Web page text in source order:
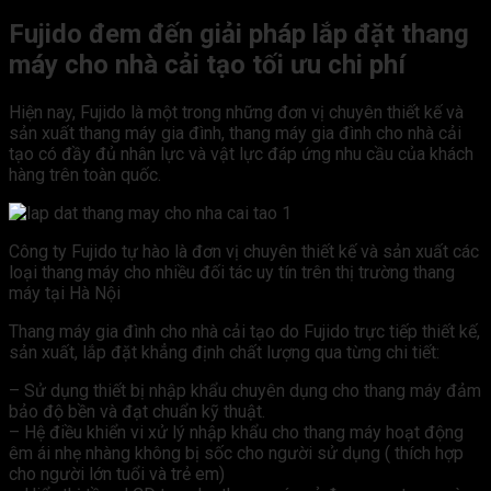
Fujido đem đến giải pháp lắp đặt thang
máy cho nhà cải tạo tối ưu chi phí
Hiện nay, Fujido là một trong những đơn vị chuyên thiết kế và
sản xuất thang máy gia đình, thang máy gia đình cho nhà cải
tạo có đầy đủ nhân lực và vật lực đáp ứng nhu cầu của khách
hàng trên toàn quốc.
Công ty Fujido tự hào là đơn vị chuyên thiết kế và sản xuất các
loại thang máy cho nhiều đối tác uy tín trên thị trường thang
máy tại Hà Nội
Thang máy gia đình cho nhà cải tạo do Fujido trực tiếp thiết kế,
sản xuất, lắp đặt khẳng định chất lượng qua từng chi tiết:
– Sử dụng thiết bị nhập khẩu chuyên dụng cho thang máy đảm
bảo độ bền và đạt chuẩn kỹ thuật.
– Hệ điều khiển vi xử lý nhập khẩu cho thang máy hoạt động
êm ái nhẹ nhàng không bị sốc cho người sử dụng ( thích hợp
cho người lớn tuổi và trẻ em)